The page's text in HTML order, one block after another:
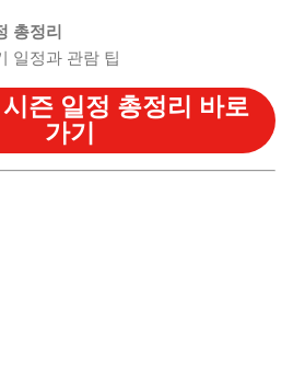
총정리
일정과 관람 팁
즌 일정 총정리 바로
가기